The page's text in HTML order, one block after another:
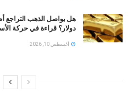
دولار؟ قراءة في حركة
أغسطس 10, 2026